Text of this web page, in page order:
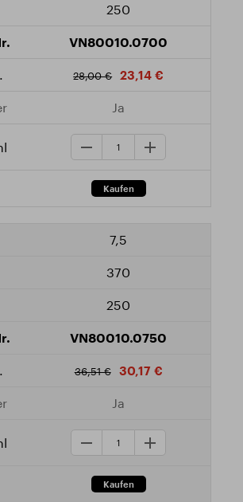
250
VN80010.0700
28,00 € 23,14 €
Ja
7,5
370
250
VN80010.0750
36,51 € 30,17 €
Ja